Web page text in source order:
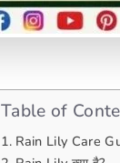
Table of
Rain Lily Care